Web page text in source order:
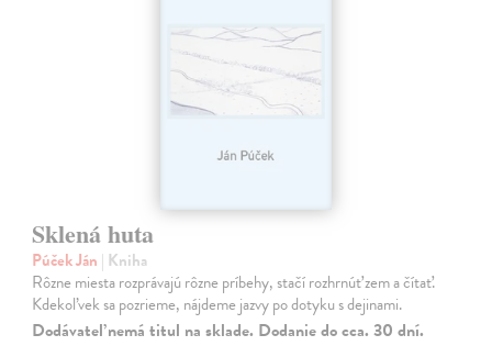
Sklená huta
Púček Ján | Kniha
Rôzne miesta rozprávajú rôzne príbehy, stačí rozhrnúť zem a čítať.
Kdekoľvek sa pozrieme, nájdeme jazvy po dotyku s dejinami.
Dodávateľ nemá titul na sklade. Dodanie do cca. 30 dní.